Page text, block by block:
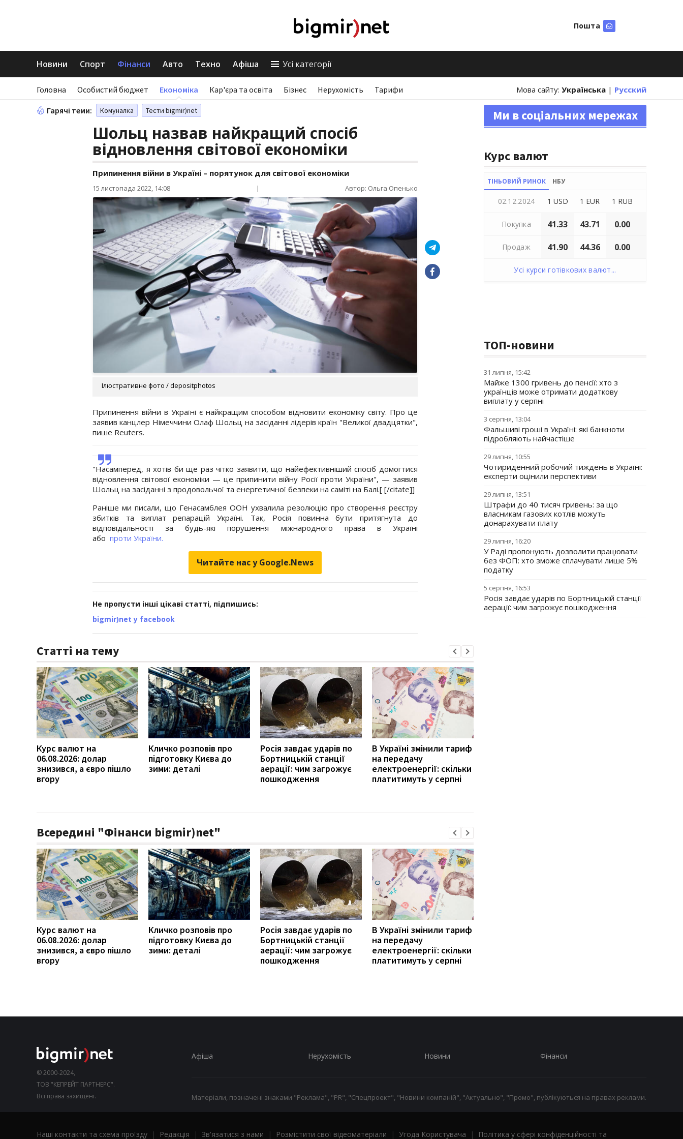
Пошта
Новини Спорт Фінанси Авто Техно Афіша Усі категорії
Головна Особистий бюджет Економіка Кар'єра та освіта Бізнес Нерухомість Тарифи Мова сайту: Українська | Русский
Гарячі теми: Комуналка Тести bigmir)net
Шольц назвав найкращий спосіб
відновлення світової економіки
Припинення війни в Україні – порятунок для світової економіки
15 листопада 2022, 14:08 | Автор: Ольга Опенько
Ілюстративне фото / depositphotos
Припинення війни в Україні є найкращим способом відновити економіку світу. Про це
заявив канцлер Німеччини Олаф Шольц на засіданні лідерів країн "Великої двадцятки",
пише Reuters.
"Насамперед, я хотів би ще раз чітко заявити, що найефективніший спосіб домогтися
відновлення світової економіки — це припинити війну Росії проти України", — заявив
Шольц на засіданні з продовольчої та енергетичної безпеки на саміті на Балі.[ [/citate]]
Раніше ми писали, що Генасамблея ООН ухвалила резолюцію про створення реєстру
збитків та виплат репарацій Україні. Так, Росія повинна бути притягнута до
відповідальності за будь-які порушення міжнародного права в Україні
або проти України.
Читайте нас у Google.News
Не пропусти інші цікаві статті, підпишись:
bigmir)net у facebook
Статті на тему
Курс валют на
06.08.2026: долар
знизився, а євро пішло
вгору
Кличко розповів про
підготовку Києва до
зими: деталі
Росія завдає ударів по
Бортницькій станції
аерації: чим загрожує
пошкодження
В Україні змінили тариф
на передачу
електроенергії: скільки
платитимуть у серпні
Всередині "Фінанси bigmir)net"
Курс валют на
06.08.2026: долар
знизився, а євро пішло
вгору
Кличко розповів про
підготовку Києва до
зими: деталі
Росія завдає ударів по
Бортницькій станції
аерації: чим загрожує
пошкодження
В Україні змінили тариф
на передачу
електроенергії: скільки
платитимуть у серпні
Ми в соціальних мережах
Курс валют
ТІНЬОВИЙ РИНОК НБУ
02.12.2024 1 USD 1 EUR 1 RUB
Покупка 41.33 43.71 0.00
Продаж 41.90 44.36 0.00
Усі курси готівкових валют...
ТОП-новини
31 липня, 15:42
Майже 1300 гривень до пенсії: хто з
українців може отримати додаткову
виплату у серпні
3 серпня, 13:04
Фальшиві гроші в Україні: які банкноти
підробляють найчастіше
29 липня, 10:55
Чотириденний робочий тиждень в Україні:
експерти оцінили перспективи
29 липня, 13:51
Штрафи до 40 тисяч гривень: за що
власникам газових котлів можуть
донарахувати плату
29 липня, 16:20
У Раді пропонують дозволити працювати
без ФОП: хто зможе сплачувати лише 5%
податку
5 серпня, 16:53
Росія завдає ударів по Бортницькій станції
аерації: чим загрожує пошкодження
© 2000-2024,
ТОВ "КЕПРЕЙТ ПАРТНЕРС".
Всі права захищені.
Афіша Нерухомість Новини Фінанси
Матеріали, позначені знаками "Реклама", "PR", "Спецпроект", "Новини компаній", "Актуально", "Промо", публікуються на правах реклами.
Наші контакти та схема проїзду | Редакція | Зв'язатися з нами | Розмістити свої відеоматеріали | Угода Користувача |
Політика у сфері конфіденційності та